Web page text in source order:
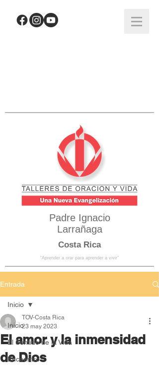
Padre Ignacio
Larrañaga
Costa Rica
“Aprender a orar para aprender a vivir”
Entrada
Inicio
El Sentido de la Vida
Encuentro
Inicio
El amor y la inmensidad
de Dios
TOV-Costa Rica
23 may 2023